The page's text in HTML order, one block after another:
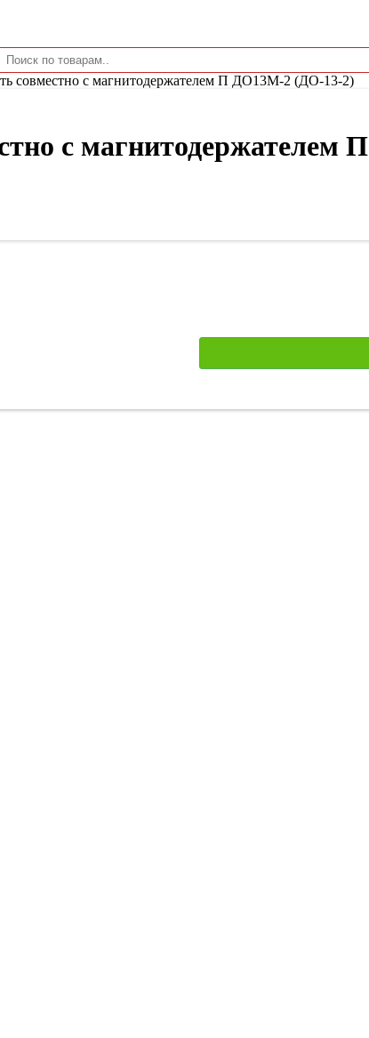
совместно с магнитодержателем П ДО13М-2 (ДО-13-2)
с магнитодержателем П